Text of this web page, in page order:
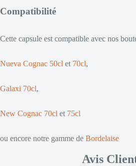
Compatibilité
Cette capsule est compatible avec nos
Nueva Cognac 50cl et 70cl,
Galaxi 70cl,
New Cognac 70cl et 75cl
ou encore notre gamme de Bordelaise
Avis